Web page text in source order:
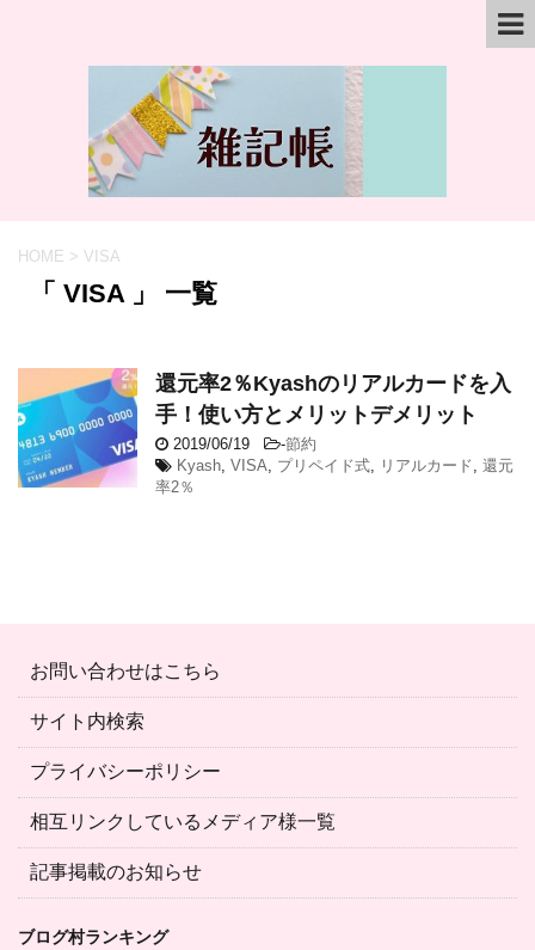
HOME > VISA
「 VISA 」 一覧
還元率2％Kyashのリアルカードを入
手！使い方とメリットデメリット
2019/06/19 -節約
Kyash, VISA, プリペイド式, リアルカード, 還元
率2％
お問い合わせはこちら
サイト内検索
プライバシーポリシー
相互リンクしているメディア様一覧
記事掲載のお知らせ
ブログ村ランキング